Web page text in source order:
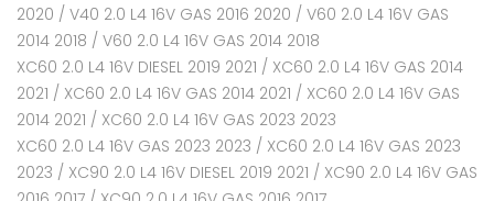
2020 / V40 2.0 L4 16V GAS 2016 2020 / V60 2.0 L4 16V GAS
2014 2018 / V60 2.0 L4 16V GAS 2014 2018
XC60 2.0 L4 16V DIESEL 2019 2021 / XC60 2.0 L4 16V GAS 2014
2021 / XC60 2.0 L4 16V GAS 2014 2021 / XC60 2.0 L4 16V GAS
2014 2021 / XC60 2.0 L4 16V GAS 2023 2023
XC60 2.0 L4 16V GAS 2023 2023 / XC60 2.0 L4 16V GAS 2023
2023 / XC90 2.0 L4 16V DIESEL 2019 2021 / XC90 2.0 L4 16V GAS